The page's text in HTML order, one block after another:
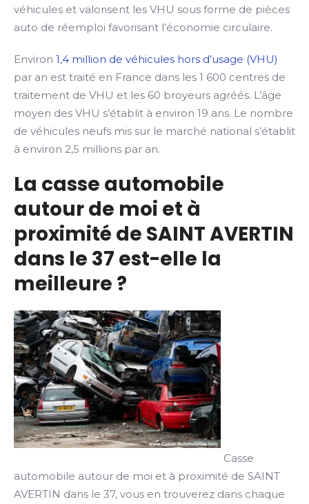
véhicules et valorisent les VHU sous forme de pièces
auto de réemploi favorisant l’économie circulaire.
Environ 1,4 million de véhicules hors d’usage (VHU)
par an est traité en France dans les 1 600 centres de
traitement de VHU et les 60 broyeurs agréés. L’âge
moyen des VHU s’établit à environ 19 ans. Le nombre
de véhicules neufs mis sur le marché national s’établit
à environ 2,5 millions par an.
La casse automobile
autour de moi et à
proximité de SAINT AVERTIN
dans le 37 est-elle la
meilleure ?
Casse
automobile autour de moi et à proximité de SAINT
AVERTIN dans le 37, vous en trouverez dans chaque